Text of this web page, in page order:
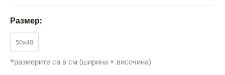
Размер:
50x40
*размерите са в см (ширина × височина)